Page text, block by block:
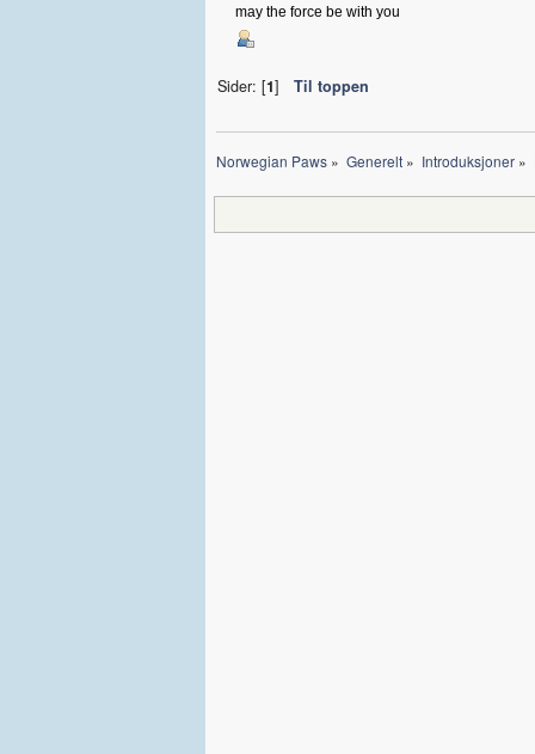
may the force be with you
Sider: [1] Til toppen
Norwegian Paws » Generelt» Introduksjoner»